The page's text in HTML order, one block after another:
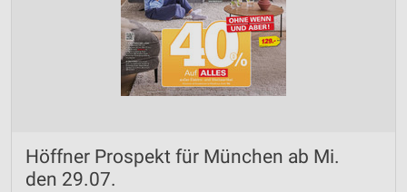
Höffner Prospekt für München ab Mi.
den 29.07.